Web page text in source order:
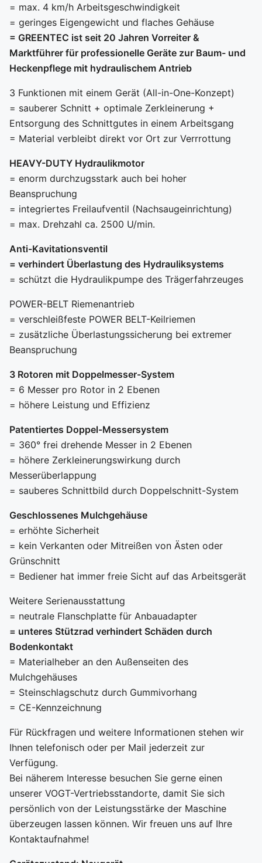
= max. 4 km/h Arbeitsgeschwindigkeit
= geringes Eigengewicht und flaches Gehäuse
= GREENTEC ist seit 20 Jahren Vorreiter &
Marktführer für professionelle Geräte zur Baum- und
Heckenpflege mit hydraulischem Antrieb
3 Funktionen mit einem Gerät (All-in-One-Konzept)
= sauberer Schnitt + optimale Zerkleinerung +
Entsorgung des Schnittgutes in einem Arbeitsgang
= Material verbleibt direkt vor Ort zur Verrrottung
HEAVY-DUTY Hydraulikmotor
= enorm durchzugsstark auch bei hoher
Beanspruchung
= integriertes Freilaufventil (Nachsaugeinrichtung)
= max. Drehzahl ca. 2500 U/min.
Anti-Kavitationsventil
= verhindert Überlastung des Hydrauliksystems
= schützt die Hydraulikpumpe des Trägerfahrzeuges
POWER-BELT Riemenantrieb
= verschleißfeste POWER BELT-Keilriemen
= zusätzliche Überlastungssicherung bei extremer
Beanspruchung
3 Rotoren mit Doppelmesser-System
= 6 Messer pro Rotor in 2 Ebenen
= höhere Leistung und Effizienz
Patentiertes Doppel-Messersystem
= 360° frei drehende Messer in 2 Ebenen
= höhere Zerkleinerungswirkung durch
Messerüberlappung
= sauberes Schnittbild durch Doppelschnitt-System
Geschlossenes Mulchgehäuse
= erhöhte Sicherheit
= kein Verkanten oder Mitreißen von Ästen oder
Grünschnitt
= Bediener hat immer freie Sicht auf das Arbeitsgerät
Weitere Serienausstattung
= neutrale Flanschplatte für Anbauadapter
= unteres Stützrad verhindert Schäden durch
Bodenkontakt
= Materialheber an den Außenseiten des
Mulchgehäuses
= Steinschlagschutz durch Gummivorhang
= CE-Kennzeichnung
Für Rückfragen und weitere Informationen stehen wir
Ihnen telefonisch oder per Mail jederzeit zur
Verfügung.
Bei näherem Interesse besuchen Sie gerne einen
unserer VOGT-Vertriebsstandorte, damit Sie sich
persönlich von der Leistungsstärke der Maschine
überzeugen lassen können. Wir freuen uns auf Ihre
Kontaktaufnahme!